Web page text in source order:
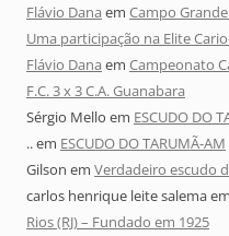
Flávio Dana em Campo
Uma participação na Elite
Flávio Dana em Campeonato
F.C. 3 x 3 C.A. Guanabara
Sérgio Mello em ESCUDO DO
..em ESCUDO DO TARUMÃ-AM
Gilson em Verdadeiro escudo
carlos henrique leite salemaem
Rios (RJ) – Fundado em 1925